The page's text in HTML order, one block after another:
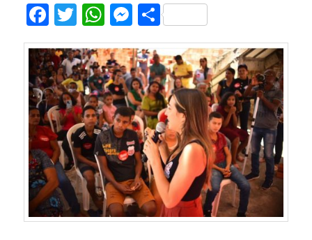
Facebook
Twitter
WhatsApp
Messenger
Share